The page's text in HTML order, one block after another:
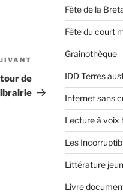
suivant
de
Fête de la
Fête du court
Grainothèque
IDD Terres
Internet sans
Lecture à voix
Les
Littérature
Livre